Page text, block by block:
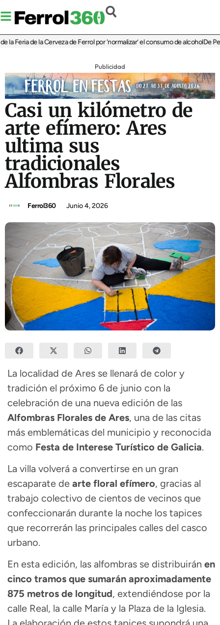
de la Cerveza de Ferrol por ‘normalizar’ el consumo de alcoholDe Perlío a
Publicidad
Casi un kilómetro de
arte efímero: Ares
ultima sus
tradicionales
Alfombras Florales
Ferrol360 Junio 4, 2026
La localidad de Ares se llenará de color y
tradición el próximo 6 de junio con la
celebración de una nueva edición de las
Alfombras Florales de Ares, una de las citas
más emblemáticas del municipio y reconocida
como Festa de Interese Turístico de Galicia.
La villa volverá a convertirse en un gran
escaparate de arte floral efímero, gracias al
trabajo colectivo de cientos de vecinos que
confeccionarán durante la noche los tapices
que recorrerán las principales calles del casco
urbano.
En esta edición, las alfombras se distribuirán en
cinco tramos que sumarán aproximadamente
875 metros de longitud, extendiéndose por la
calle Real, la calle María y la Plaza de la Iglesia.